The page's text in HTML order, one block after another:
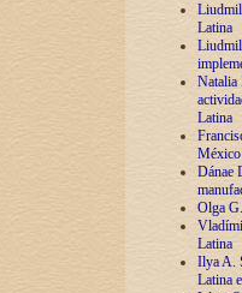
Latina
Natalia
Latina
México
Dánae
Olga
Latina
Ilya A.
Latina